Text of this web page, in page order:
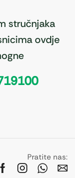
stručnjaka
ovdje
Pratite nas: